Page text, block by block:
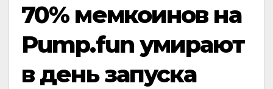
70% мемкоинов на
Pump.fun умирают
в день запуска